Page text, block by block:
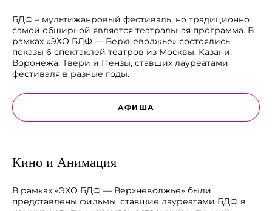
БДФ – мультижанровый фестиваль, но традиционно
самой обширной является театральная программа. В
рамках «ЭХО БДФ — Верхневолжье» состоялись
показы 6 спектаклей театров из Москвы, Казани,
Воронежа, Твери и Пензы, ставших лауреатами
фестиваля в разные годы.
АФИША
Кино и Анимация
В рамках «ЭХО БДФ — Верхневолжье» были
представлены фильмы, ставшие лауреатами БДФ в